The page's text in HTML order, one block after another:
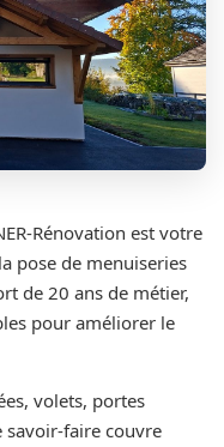
Rénovation est votre
pose de menuiseries
de 20 ans de métier,
pour améliorer le
volets, portes
savoir-faire couvre